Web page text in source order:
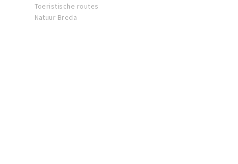
Toeristische routes
Natuur Breda